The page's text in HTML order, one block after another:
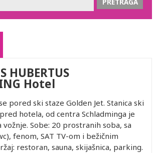
HUBERTUS
Hotel
pored ski staze Golden Jet. Stanica ski
hotela, od centra Schladminga je
Sobe: 20 prostranih soba, sa
fenom, SAT TV-om i bežičnim
restoran, sauna, skijašnica, parking.